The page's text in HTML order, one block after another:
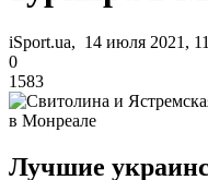
iSport.ua, 14 июля 2021,
0
1583
Лучшие